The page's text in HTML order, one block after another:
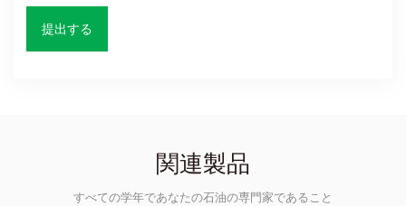
関連製品
すべての学年であなたの石油の専門家であること